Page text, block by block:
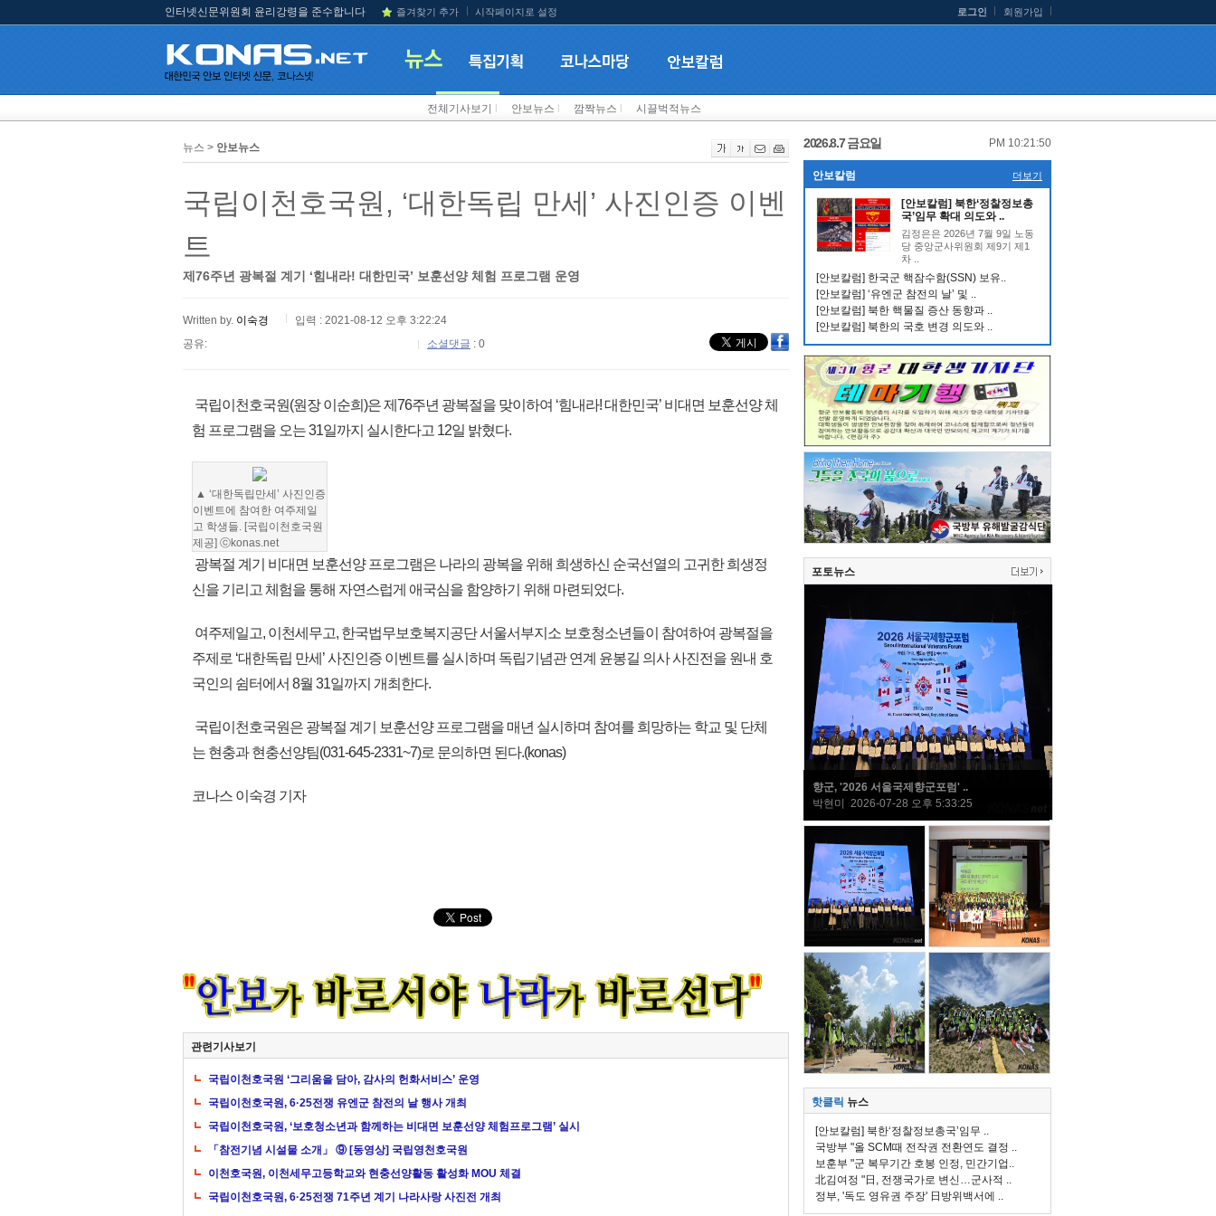
인터넷신문위원회 윤리강령을 준수합니다 즐겨찾기 추가 시작페이지로 설정 로그인 회원가입
전체기사보기 안보뉴스 깜짝뉴스 시끌벅적뉴스
뉴스 > 안보뉴스
국립이천호국원, ‘대한독립 만세’ 사진인증 이벤
트
제76주년 광복절 계기 ‘힘내라! 대한민국’ 보훈선양 체험 프로그램 운영
Written by. 이숙경
입력 : 2021-08-12 오후 3:22:24
공유:
소셜댓글 : 0
국립이천호국원(원장 이순희)은 제76주년 광복절을 맞이하여 ‘힘내라! 대한민국’ 비대면 보훈선양 체
험 프로그램을 오는 31일까지 실시한다고 12일 밝혔다.
▲ ‘대한독립만세’ 사진인증
이벤트에 참여한 여주제일
고 학생들. [국립이천호국원
제공] ⓒkonas.net
광복절 계기 비대면 보훈선양 프로그램은 나라의 광복을 위해 희생하신 순국선열의 고귀한 희생정
신을 기리고 체험을 통해 자연스럽게 애국심을 함양하기 위해 마련되었다.
여주제일고, 이천세무고, 한국법무보호복지공단 서울서부지소 보호청소년들이 참여하여 광복절을
주제로 ‘대한독립 만세’ 사진인증 이벤트를 실시하며 독립기념관 연계 윤봉길 의사 사진전을 원내 호
국인의 쉼터에서 8월 31일까지 개최한다.
국립이천호국원은 광복절 계기 보훈선양 프로그램을 매년 실시하며 참여를 희망하는 학교 및 단체
는 현충과 현충선양팀(031-645-2331~7)로 문의하면 된다.(konas)
코나스 이숙경 기자
관련기사보기
국립이천호국원 ‘그리움을 담아, 감사의 헌화서비스’ 운영
국립이천호국원, 6·25전쟁 유엔군 참전의 날 행사 개최
국립이천호국원, ‘보호청소년과 함께하는 비대면 보훈선양 체험프로그램’ 실시
「참전기념 시설물 소개」 ⑨ [동영상] 국립영천호국원
이천호국원, 이천세무고등학교와 현충선양활동 활성화 MOU 체결
국립이천호국원, 6·25전쟁 71주년 계기 나라사랑 사진전 개최
2026.8.7 금요일 PM 10:21:50
안보칼럼 더보기
[안보칼럼] 북한‘정찰정보총
국’임무 확대 의도와 ..
김정은은 2026년 7월 9일 노동
당 중앙군사위원회 제9기 제1
차 ..
[안보칼럼] 한국군 핵잠수함(SSN) 보유..
[안보칼럼] ‘유엔군 참전의 날’ 및 ..
[안보칼럼] 북한 핵물질 증산 동향과 ..
[안보칼럼] 북한의 국호 변경 의도와 ..
포토뉴스
향군, '2026 서울국제향군포럼' ..
박현미 2026-07-28 오후 5:33:25
핫클릭 뉴스
[안보칼럼] 북한‘정찰정보총국’임무 ..
국방부 "올 SCM때 전작권 전환연도 결정 ..
보훈부 "군 복무기간 호봉 인정, 민간기업..
北김여정 "日, 전쟁국가로 변신…군사적 ..
정부, '독도 영유권 주장' 日방위백서에 ..